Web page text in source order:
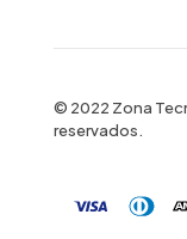
© 2022 Zona
reservados.